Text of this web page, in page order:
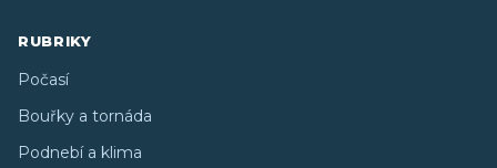
RUBRIKY
Počasí
Bouřky a tornáda
Podnebí a klima